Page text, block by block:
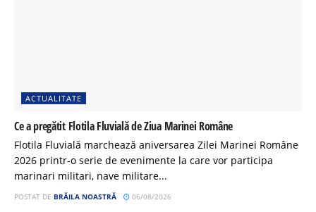
ACTUALITATE
Ce a pregătit Flotila Fluvială de Ziua Marinei Române
Flotila Fluvială marchează aniversarea Zilei Marinei Române
2026 printr-o serie de evenimente la care vor participa
marinari militari, nave militare...
POSTAT DE BRĂILA NOASTRĂ 06/08/2026